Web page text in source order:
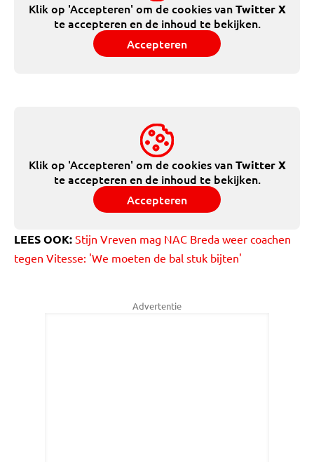
Klik op 'Accepteren' om de cookies vanTwitter X
te accepteren en de inhoud te bekijken.
Accepteren
Klik op 'Accepteren' om de cookies vanTwitter X
te accepteren en de inhoud te bekijken.
Accepteren
LEES OOK: Stijn Vreven mag NAC Breda weer coachen
tegen Vitesse: 'We moeten de bal stuk bijten'
Advertentie